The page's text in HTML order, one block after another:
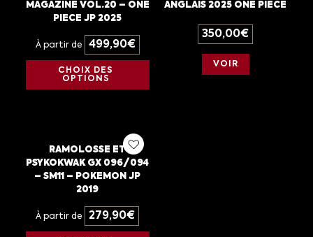
MAGAZINE VOL.20 – ONE
PIECE JP 2025
À partir de 499,90€
CHOIX DES
OPTIONS
ANGLAIS 2025 ONE PIECE
350,00€
VOIR
RAMOLOSSE ET
PSYKOKWAK GX 096/094
– SM11 – POKEMON JP
2019
À partir de 279,90€